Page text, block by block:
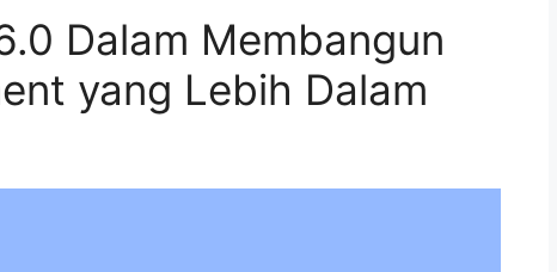
Dalam Membangun
yang Lebih Dalam